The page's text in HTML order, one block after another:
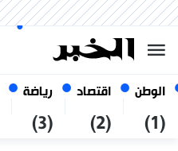
الوطن
(1)
اقتصاد
(2)
رياضة
(3)
أغسطس 2026